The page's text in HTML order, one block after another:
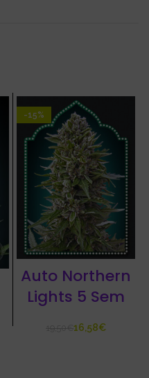
-15%
Auto Northern
Lights 5 Sem
€16,58€